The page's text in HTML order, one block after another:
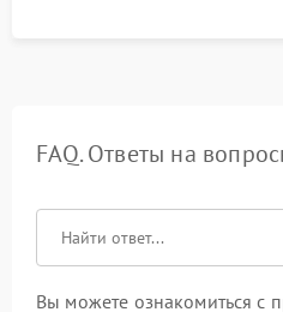
FAQ. Ответы на
Вы можете ознакомиться с